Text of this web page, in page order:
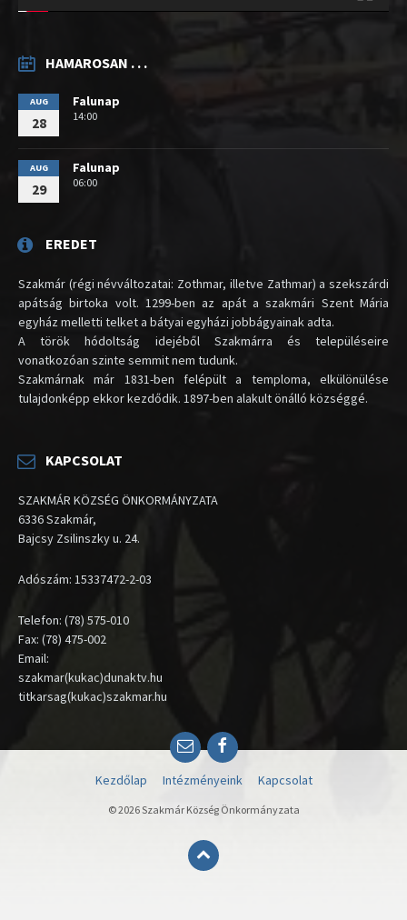
HAMAROSAN . . .
AUG
28
Falunap
14:00
AUG
29
Falunap
06:00
EREDET
Szakmár (régi névváltozatai: Zothmar, illetve Zathmar) a szekszárdi
apátság birtoka volt. 1299-ben az apát a szakmári Szent Mária
egyház melletti telket a bátyai egyházi jobbágyainak adta.
A török hódoltság idejéből Szakmárra és településeire
vonatkozóan szinte semmit nem tudunk.
Szakmárnak már 1831-ben felépült a temploma, elkülönülése
tulajdonképp ekkor kezdődik. 1897-ben alakult önálló községgé.
KAPCSOLAT
SZAKMÁR KÖZSÉG ÖNKORMÁNYZATA
6336 Szakmár,
Bajcsy Zsilinszky u. 24.
Adószám: 15337472-2-03
Telefon: (78) 575-010
Fax: (78) 475-002
Email:
szakmar(kukac)dunaktv.hu
titkarsag(kukac)szakmar.hu
EmailFacebook
Kezdőlap Intézményeink Kapcsolat
© 2026 Szakmár Község Önkormányzata